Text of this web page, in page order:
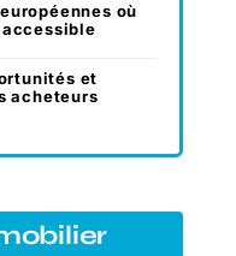
où
et
acheteurs